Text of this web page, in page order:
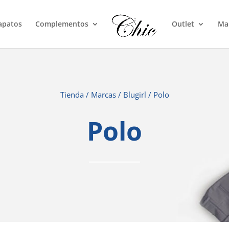
Complementos Outlet
Tienda/ Marcas/ Blugirl / Polo
Polo